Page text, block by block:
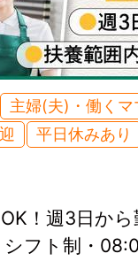
主婦(夫)・働くマ
平日休みあり
！週3日か
フト制・